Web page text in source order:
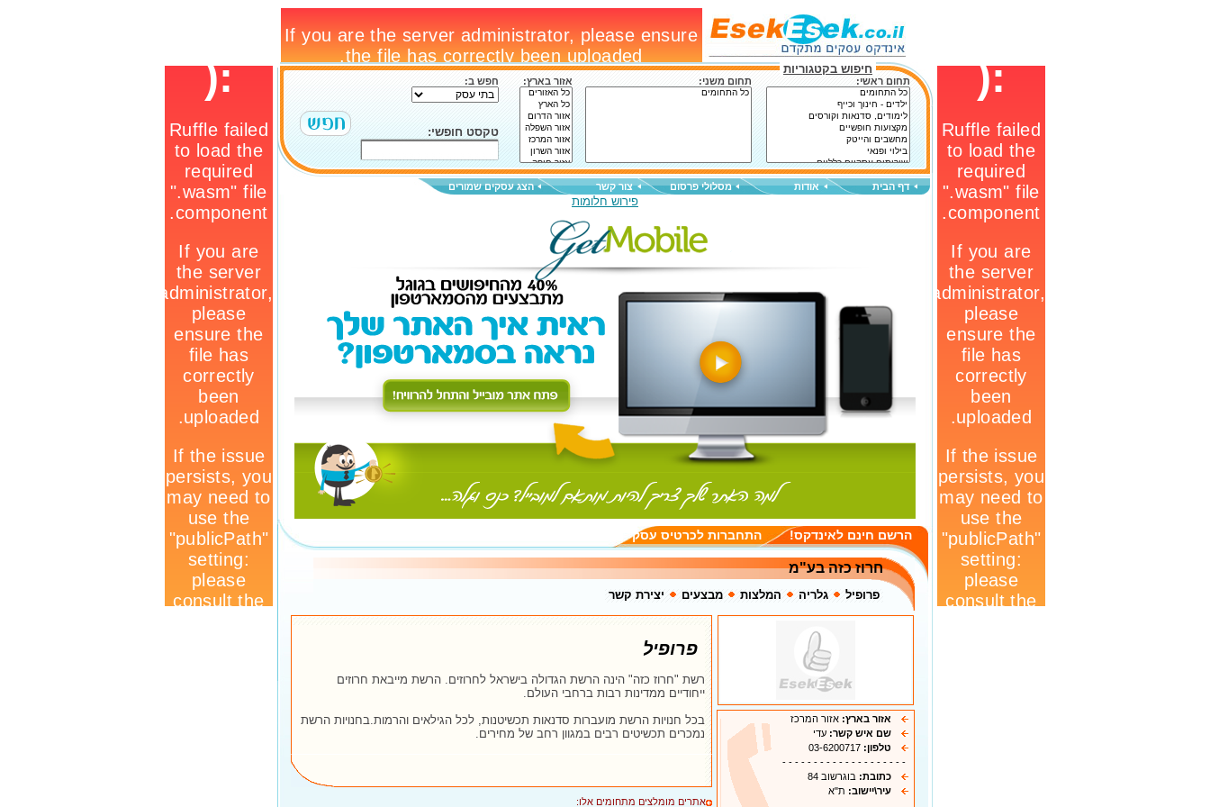
חיפוש בקטגוריות
תחום ראשי: תחום משני: אזור בארץ: חפש ב:
טקסט חופשי:
דף הבית אודות מסלולי פרסום צור קשר הצג עסקים שמורים
פירוש חלומות
הרשם חינם לאינדקס! התחברות לכרטיס עסק
חרוז כזה בע"מ
פרופיל גלריה המלצות מבצעים יצירת קשר
אזור בארץ: אזור המרכז
שם איש קשר: עדי
טלפון:
- - - - - - - - - - - - - - - - - - - -
כתובת: בוגרשוב 84
עיר\יישוב: ת"א
פרופיל
רשת "חרוז כזה" הינה הרשת הגדולה בישראל לחרוזים. הרשת מייבאת חרוזים
ייחודיים ממדינות רבות ברחבי העולם.
בכל חנויות הרשת מועברות סדנאות תכשיטנות, לכל הגילאים והרמות.בחנויות הרשת
נמכרים תכשיטים רבים במגוון רחב של מחירים.
אתרים מומלצים מתחומים אלו: